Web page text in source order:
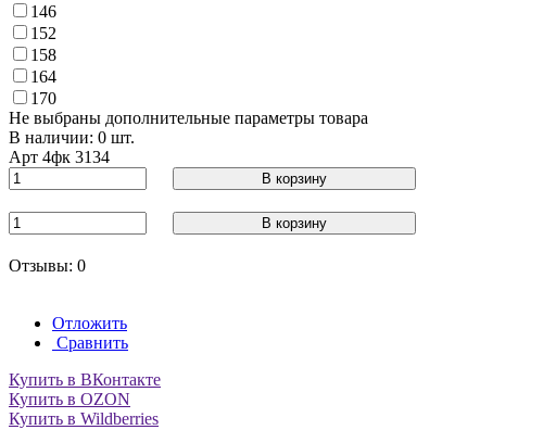
146
152
158
164
170
Не выбраны дополнительные параметры товара
В наличии: 0 шт.
Арт 4фк 3134
В корзину
В корзину
Отзывы: 0
Отложить
Сравнить
Купить в ВКонтакте
Купить в OZON
Купить в Wildberries